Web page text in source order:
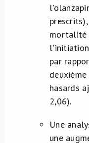
mortalité
par
hasards
2,06).
Une
une